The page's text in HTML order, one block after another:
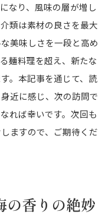
なり、風味の層が増し
類は素材の良さを最大
美味しさを一段と高め
麺料理を超え、新たな
。本記事を通じて、読
近に感じ、次の訪問で
れば幸いです。次回も
ますので、ご期待くだ
の香りの絶妙